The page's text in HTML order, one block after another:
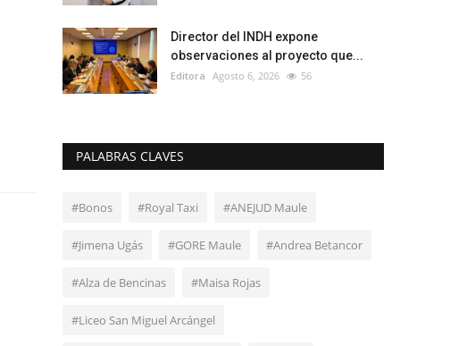
Director del INDH expone
observaciones al proyecto que...
Editora Agosto 6, 2026 56
PALABRAS CLAVES
#Bonos #Royal Taxi #ANEJUD Maule
#Jimena Ugás #GORE Maule #Andrea Betancor
#Alza de Bencinas #Maisa Rojas
#Liceo San Miguel Arcángel